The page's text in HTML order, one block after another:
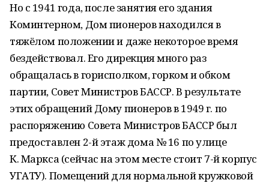
Но с 1941 года, после занятия его здания
Коминтерном, Дом пионеров находился в
тяжёлом положении и даже некоторое время
бездействовал. Его дирекция много раз
обращалась в горисполком, горком и обком
партии, Совет Министров БАССР. В результате
этих обращений Дому пионеров в 1949 г. по
распоряжению Совета Министров БАССР был
предоставлен 2-й этаж дома № 16 по улице
К. Маркса (сейчас на этом месте стоит 7-й корпус
УГАТУ). Помещений для нормальной кружковой